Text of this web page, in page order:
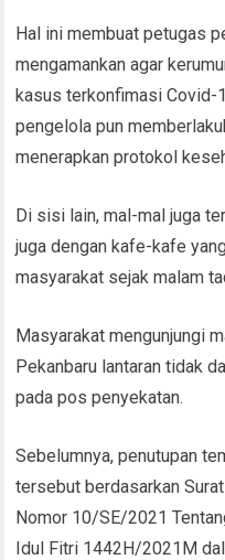
Hal ini membuat petugas
mengamankan agar
kasus terkonfimasi Covid-
pengelola pun
menerapkan protokol
Di sisi lain, mal-mal juga
juga dengan kafe-kafe
masyarakat sejak malam
Masyarakat mengunjungi
Pekanbaru lantaran tidak
pada pos penyekatan.
Sebelumnya, penutupan
tersebut berdasarkan
Nomor 10/SE/2021
Idul Fitri 1442H/2021M